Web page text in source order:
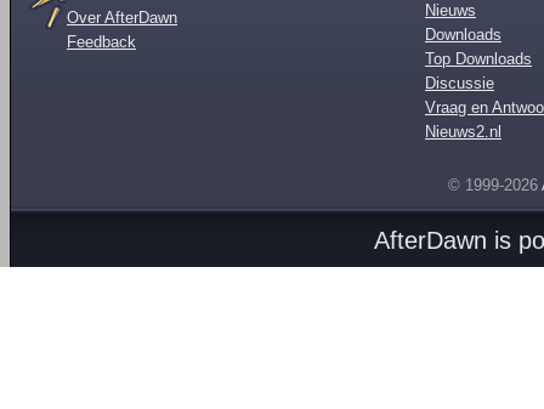
Over AfterDawn
Feedback
Nieuws
Downloads
Top Downloads
Discussie
Vraag en
Nieuws2.nl
© 1999-2026
AfterDawn is